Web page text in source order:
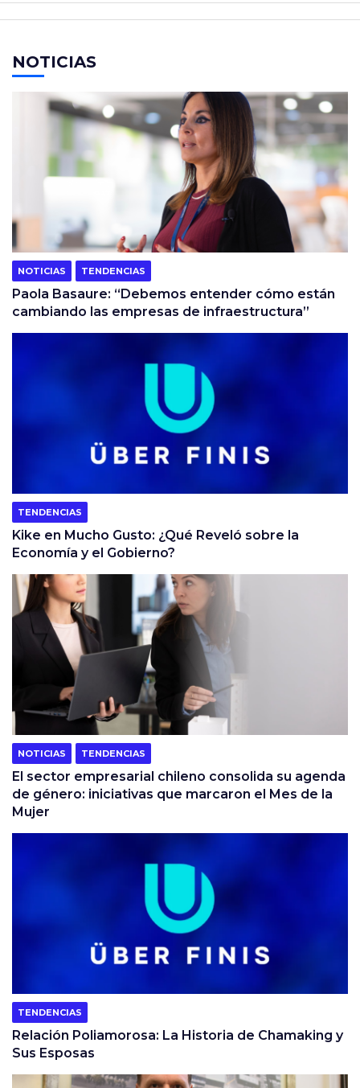
NOTICIAS
NOTICIAS TENDENCIAS
Paola Basaure: “Debemos entender cómo están
cambiando las empresas de infraestructura”
TENDENCIAS
Kike en Mucho Gusto: ¿Qué Reveló sobre la
Economía y el Gobierno?
NOTICIAS TENDENCIAS
El sector empresarial chileno consolida su agenda
de género: iniciativas que marcaron el Mes de la
Mujer
TENDENCIAS
Relación Poliamorosa: La Historia de Chamaking y
Sus Esposas